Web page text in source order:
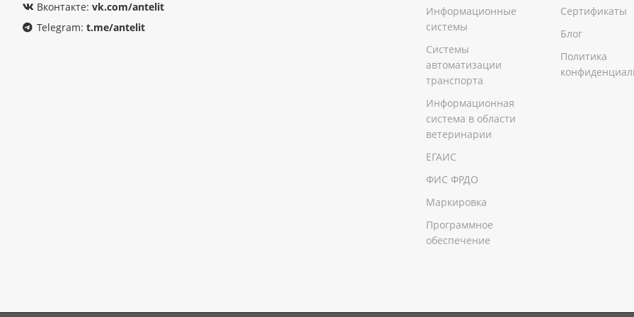
Вконтакте: vk.com/antelit
Telegram: t.me/antelit
Информационные
системы
Системы
автоматизации
транспорта
Информационная
система в области
ветеринарии
ЕГАИС
ФИС ФРДО
Маркировка
Программное
обеспечение
Сертификаты
Блог
Политика